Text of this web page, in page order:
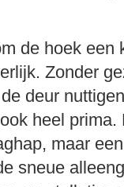
de hoek een
Zonder
deur
heel prima.
maar
sneue